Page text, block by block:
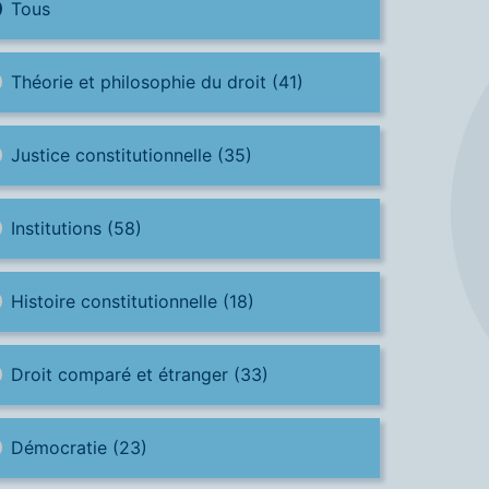
Tous
Théorie et philosophie du droit (41)
Justice constitutionnelle (35)
Institutions (58)
Histoire constitutionnelle (18)
Droit comparé et étranger (33)
Démocratie (23)